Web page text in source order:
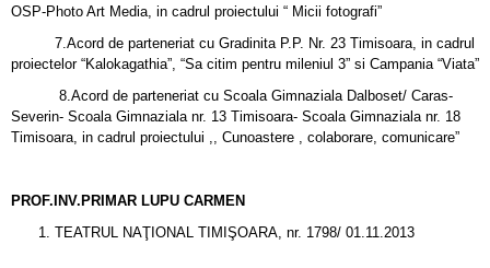
OSP-Photo Art Media, in cadrul proiectului “ Micii fotografi”
7.Acord de parteneriat cu Gradinita P.P. Nr. 23 Timisoara, in cadrul
proiectelor “Kalokagathia”, “Sa citim pentru mileniul 3” si Campania “Viata”
8.Acord de parteneriat cu Scoala Gimnaziala Dalboset/ Caras-
Severin- Scoala Gimnaziala nr. 13 Timisoara- Scoala Gimnaziala nr. 18
Timisoara, in cadrul proiectului ,, Cunoastere , colaborare, comunicare”
PROF.INV.PRIMAR LUPU CARMEN
TEATRUL NAŢIONAL TIMIŞOARA, nr. 1798/ 01.11.2013